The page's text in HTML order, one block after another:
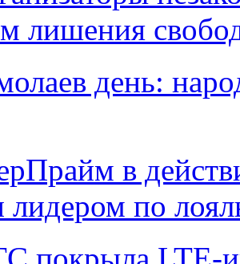
лишения
день:
в
лидером по